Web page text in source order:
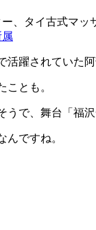
、タイ古式マッ
躍されていた阿
ことも。
うで、舞台「福
んですね。